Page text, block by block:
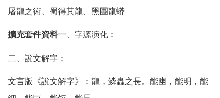
屠龍之術、蜀得其龍、黑團龍蟒
擴充套件資料一、字源演化：
二、說文解字：
文言版《說文解字》：龍，鱗蟲之長。能幽，能明，能